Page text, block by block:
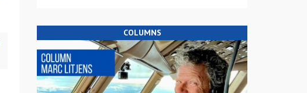
COLUMNS